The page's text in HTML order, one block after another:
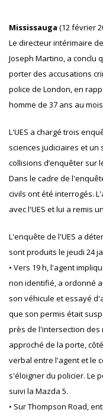
Mississauga (12 février
Le directeur intérimaire
Joseph Martino, a conclu
porter des accusations
police de London, en
homme de 37 ans au
L'UES a chargé trois
sciences judiciaires et
collisions d’enquêter sur
Dans le cadre de
civils ont été interrogés.
avec l'UES et lui a remis
L'enquête de l'UES a
sont produits le jeudi 24
• Vers 19 h, l'agent
non identifié, a ordonné
son véhicule et essayé
que son permis était
près de l'intersection des
approché de la porte,
verbal entre l'agent et le
s'éloigner du policier. Le
suivi la Mazda 5.
• Sur Thompson Road,